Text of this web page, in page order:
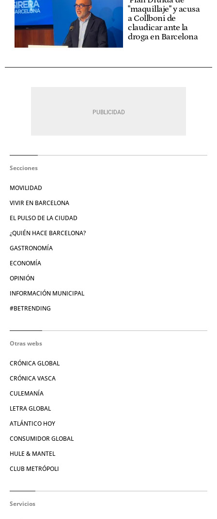
"maquillaje" y acusa
a Collboni de
claudicar ante la
droga en Barcelona
Secciones
MOVILIDAD
VIVIR EN BARCELONA
EL PULSO DE LA CIUDAD
¿QUIÉN HACE BARCELONA?
GASTRONOMÍA
ECONOMÍA
OPINIÓN
INFORMACIÓN MUNICIPAL
#BETRENDING
Otras webs
CRÓNICA GLOBAL
CRÓNICA VASCA
CULEMANÍA
LETRA GLOBAL
ATLÁNTICO HOY
CONSUMIDOR GLOBAL
HULE & MANTEL
CLUB METRÓPOLI
Servicios